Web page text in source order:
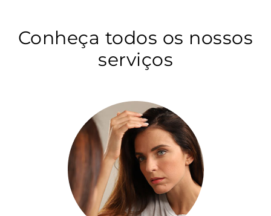
Conheça todos os nossos
serviços